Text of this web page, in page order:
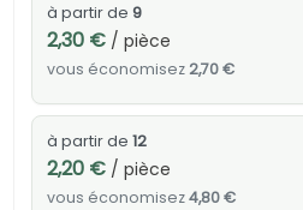
à partir de 9
2,30 €/ pièce
vous économisez2,70 €
à partir de 12
2,20 €/ pièce
vous économisez4,80 €